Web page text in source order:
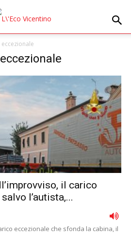
il carico
l’autista,...
eccezionale che sfonda la cabina, il